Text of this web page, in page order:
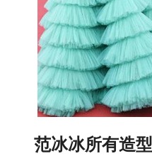
范冰冰所有造型